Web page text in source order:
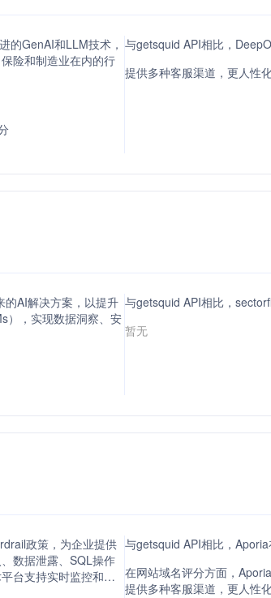
的GenAI和LLM技术，
险和制造业在内的行
与getsquid API相比，
提供多种客服渠道，更人性
AI解决方案，以提升
），实现数据洞察、安
与getsquid API相比，
暂无
政策，为企业提供
数据泄露、SQL操作
台支持实时监控和主
与getsquid API相比，
在网站域名评分方面，
提供多种客服渠道，更人性